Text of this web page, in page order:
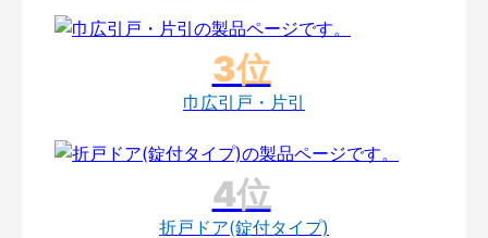
巾広引戸・片引
折戸ドア(錠付タイプ)